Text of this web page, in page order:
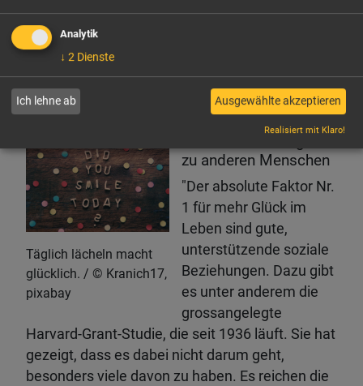
"Wichtig für unser Glücksempfinden ist es, dass
wir dieses Ziel wahrnehmen und auch dessen
Erreichung – quasi dieses Innehalten: Schau
mal, das habe ich geschafft," so die Psychologin.
Täglich lächeln macht
glücklich.
Kranich17,
pixabay
zu anderen Menschen
"Der absolute Faktor Nr.
1 für mehr Glück im
Leben sind gute,
unterstützende soziale
Beziehungen. Dazu gibt
es unter anderem die
grossangelegte
Harvard-Grant-Studie, die seit 1936 läuft. Sie hat
gezeigt, dass es dabei nicht darum geht,
besonders viele davon zu haben. Es reichen die
Analytik
↓ 2 Dienste
Ich lehne ab Ausgewählte akzeptieren
Realisiert mit Klaro!